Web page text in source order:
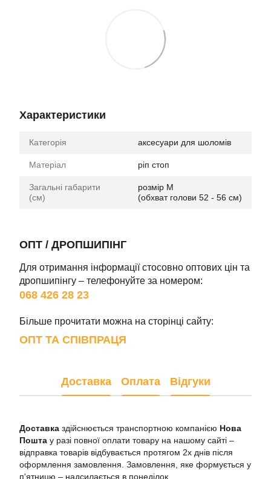
Характеристики
Категорія аксесуари для шоломів
Матеріал ріп стоп
Загальні габарити
(см)
розмір М
(обхват голови 52 - 56 см)
ОПТ / ДРОПШИПІНГ
Для отримання інформації стосовно оптових цін та
дропшипінгу – телефонуйте за номером:
068 426 28 23
Більше прочитати можна на сторінці сайту:
ОПТ ТА СПІВПРАЦЯ
Доставка Оплата Відгуки
Доставка здійснюється транспортною компанією Нова
Пошта у разі повної оплати товару на нашому сайті –
відправка товарів відбувається протягом 2х днів після
оформлення замовлення. Замовлення, яке формується у
п'ятницю – надсилається в понеділок